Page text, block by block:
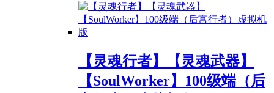
【灵魂行者】【灵魂武器】
【SoulWorker】100级端（后